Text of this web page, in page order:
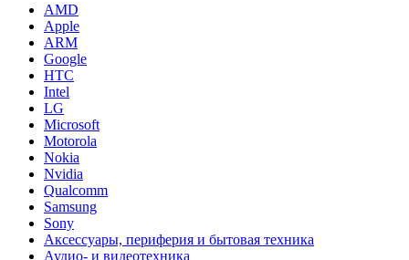
AMD
Apple
ARM
Google
HTC
Intel
LG
Microsoft
Motorola
Nokia
Nvidia
Qualcomm
Samsung
Sony
Аксессуары, периферия и бытовая техника
Аудио- и видеотехника